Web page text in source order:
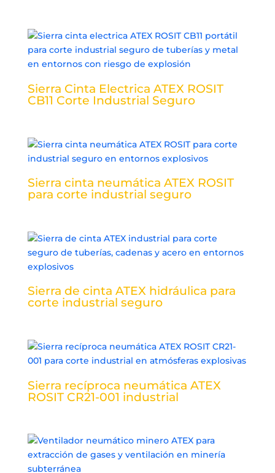
Sierra Cinta Electrica ATEX ROSIT
CB11 Corte Industrial Seguro
Sierra cinta neumática ATEX ROSIT
para corte industrial seguro
Sierra de cinta ATEX hidráulica para
corte industrial seguro
Sierra recíproca neumática ATEX
ROSIT CR21-001 industrial